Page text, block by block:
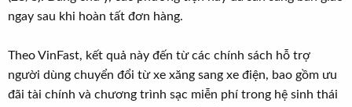
ngay sau khi hoàn tất đơn hàng.
Theo VinFast, kết quả này đến từ các chính sách hỗ trợ
người dùng chuyển đổi từ xe xăng sang xe điện, bao gồm ưu
đãi tài chính và chương trình sạc miễn phí trong hệ sinh thái